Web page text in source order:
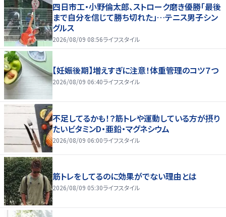
四日市工・小野倫太郎、ストローク磨き優勝「最後
まで自分を信じて勝ち切れた」…テニス男子シン
グルス
2026/08/09 08:56ライフスタイル
【妊娠後期】増えすぎに注意！体重管理のコツ７つ
2026/08/09 06:40ライフスタイル
不足してるかも！？筋トレや運動している方が摂り
たいビタミンD・亜鉛・マグネシウム
2026/08/09 06:00ライフスタイル
筋トレをしてるのに効果がでない理由とは
2026/08/09 05:30ライフスタイル